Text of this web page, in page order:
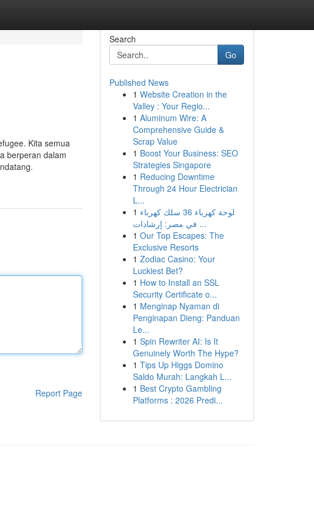
Kita semua
berperan dalam
Report Page
Search
Go
Published News
1 Website Creation in the
Valley : Your Regio...
1 Aluminum Wire: A
Comprehensive Guide &
Scrap Value
1 Boost Your Business: SEO
Strategies Singapore
1 Reducing Downtime
Through 24 Hour Electrician
L...
1 لوحة كهرباء 36 سلك كهرباء
في مصر: إرشادات ...
1 Our Top Escapes: The
Exclusive Resorts
1 Zodiac Casino: Your
Luckiest Bet?
1 How to Install an SSL
Security Certificate o...
1 Menginap Nyaman di
Penginapan Dieng: Panduan
Le...
1 Spin Rewriter AI: Is It
Genuinely Worth The Hype?
1 Tips Up Higgs Domino
Saldo Murah: Langkah L...
1 Best Crypto Gambling
Platforms : 2026 Predi...